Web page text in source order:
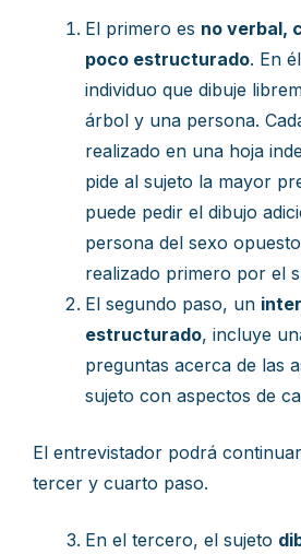
El primero es no verbal,
poco estructurado. En
individuo que dibuje
árbol y una persona.
realizado en una hoja
pide al sujeto la mayor
puede pedir el dibujo
persona del sexo
realizado primero por el
El segundo paso, un
estructurado, incluye
preguntas acerca de las
sujeto con aspectos de
El entrevistador podrá
tercer y cuarto paso.
En el tercero, el sujeto